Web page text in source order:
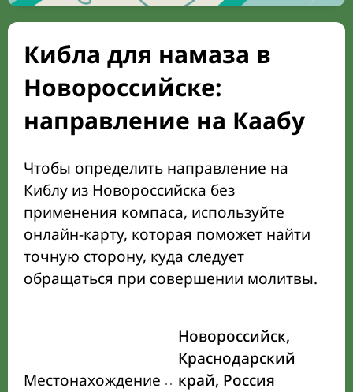
Кибла для намаза в
Новороссийске:
направление на Каабу
Чтобы определить направление на
Киблу из Новороссийска без
применения компаса, используйте
онлайн-карту, которая поможет найти
точную сторону, куда следует
обращаться при совершении молитвы.
Местонахождение
Новороссийск,
Краснодарский
край, Россия